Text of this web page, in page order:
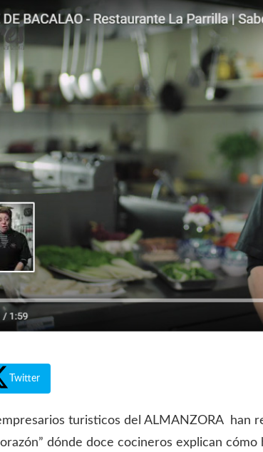
Twitter
turisticos del ALMANZORA han
dónde doce cocineros explican